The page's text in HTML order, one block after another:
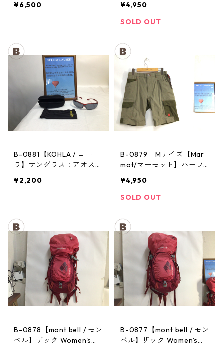
ィースL
¥6,500
Men's BGOL
¥4,950
SOLD OUT
B-0881【KOHLA / コー
ラ】サングラス：アオスタ
¥2,200
B-0879 Mサイズ【Mar
mot/マーモット】ハーフ
Men's BGOL
¥4,950
SOLD OUT
B-0878【mont bell / モン
ベル】ザック Women's：
B-0877【mont bell / モン
ベル】ザック Women's：